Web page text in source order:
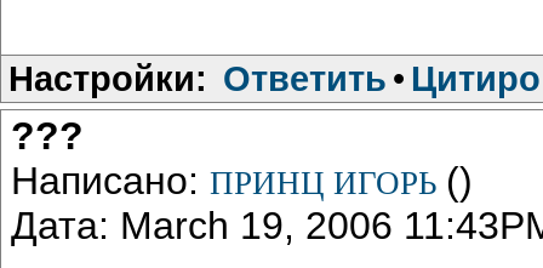
Настройки: Ответить •
???
Написано: ПРИНЦ ИГОРЬ ()
Дата: March 19, 2006